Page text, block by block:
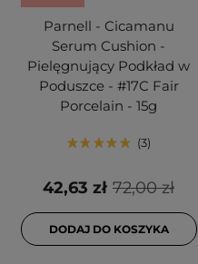
Parnell - Cicamanu
Serum Cushion -
Pielęgnujący Podkład w
Poduszce - #17C Fair
Porcelain - 15g
3
72,00 zł
42,63 zł
DODAJ DO KOSZYKA